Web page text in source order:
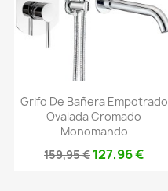
Grifo De Bañera Empotrado
Ovalada Cromado
Monomando
159,95 € 127,96 €